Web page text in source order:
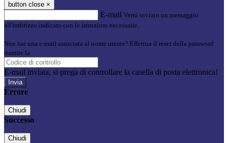
button close ×
E-mail Verrà inviato un messaggio
all'indirizzo indicato con le istruzioni necessarie.
Non hai una e-mail associata al nome utente? Effettua il reset della password
tramite la
E-mail inviata, si prega di controllare la casella di posta elettronica!
Errore
Chiudi
Successo
Chiudi